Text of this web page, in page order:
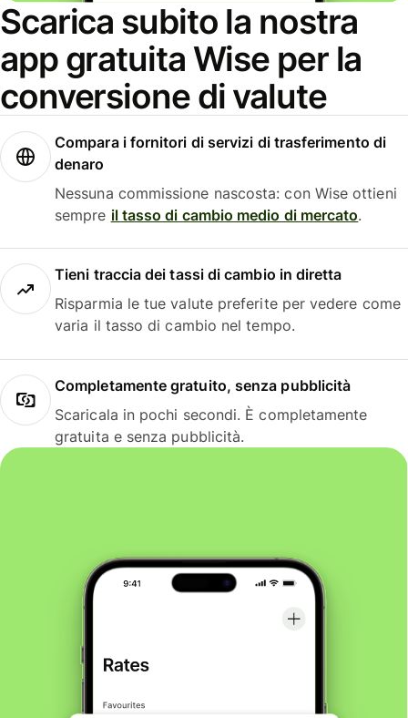
Scarica subito la nostra
app gratuita Wise per la
conversione di valute
Compara i fornitori di servizi di trasferimento di
denaro
Nessuna commissione nascosta: con Wise ottieni
sempre il tasso di cambio medio di mercato.
Tieni traccia dei tassi di cambio in diretta
Risparmia le tue valute preferite per vedere come
varia il tasso di cambio nel tempo.
Completamente gratuito, senza pubblicità
Scaricala in pochi secondi. È completamente
gratuita e senza pubblicità.